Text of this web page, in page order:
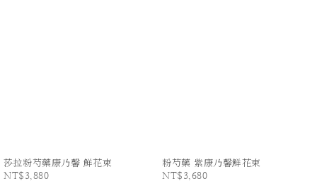
莎拉粉芍藥康乃馨 鮮花束
NT$3,880
粉芍藥 紫康乃馨鮮花束
NT$3,680